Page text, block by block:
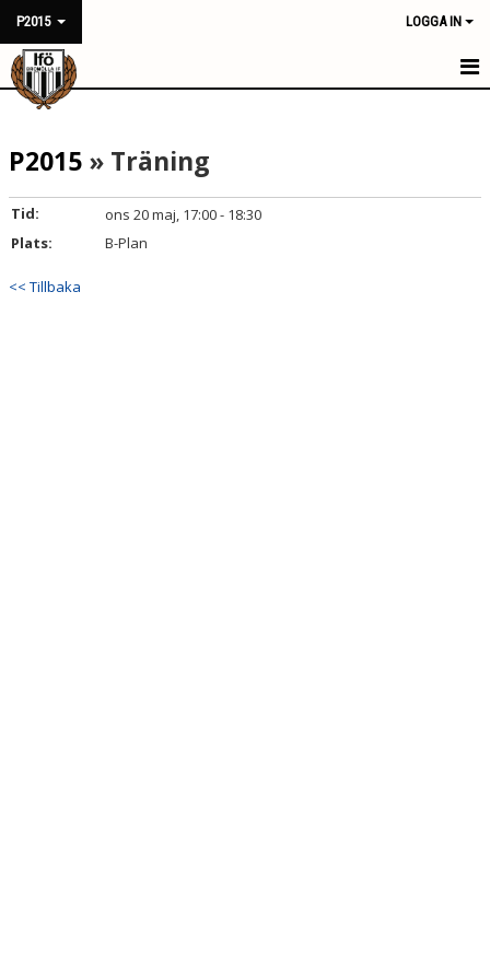
P2015 LOGGA IN
HEM
KALENDER
NYHETER
MATCHER
TRUPPEN
P2015 » Träning
Tid:
ons 20 maj, 17:00 - 18:30
Plats:
B-Plan
<< Tillbaka